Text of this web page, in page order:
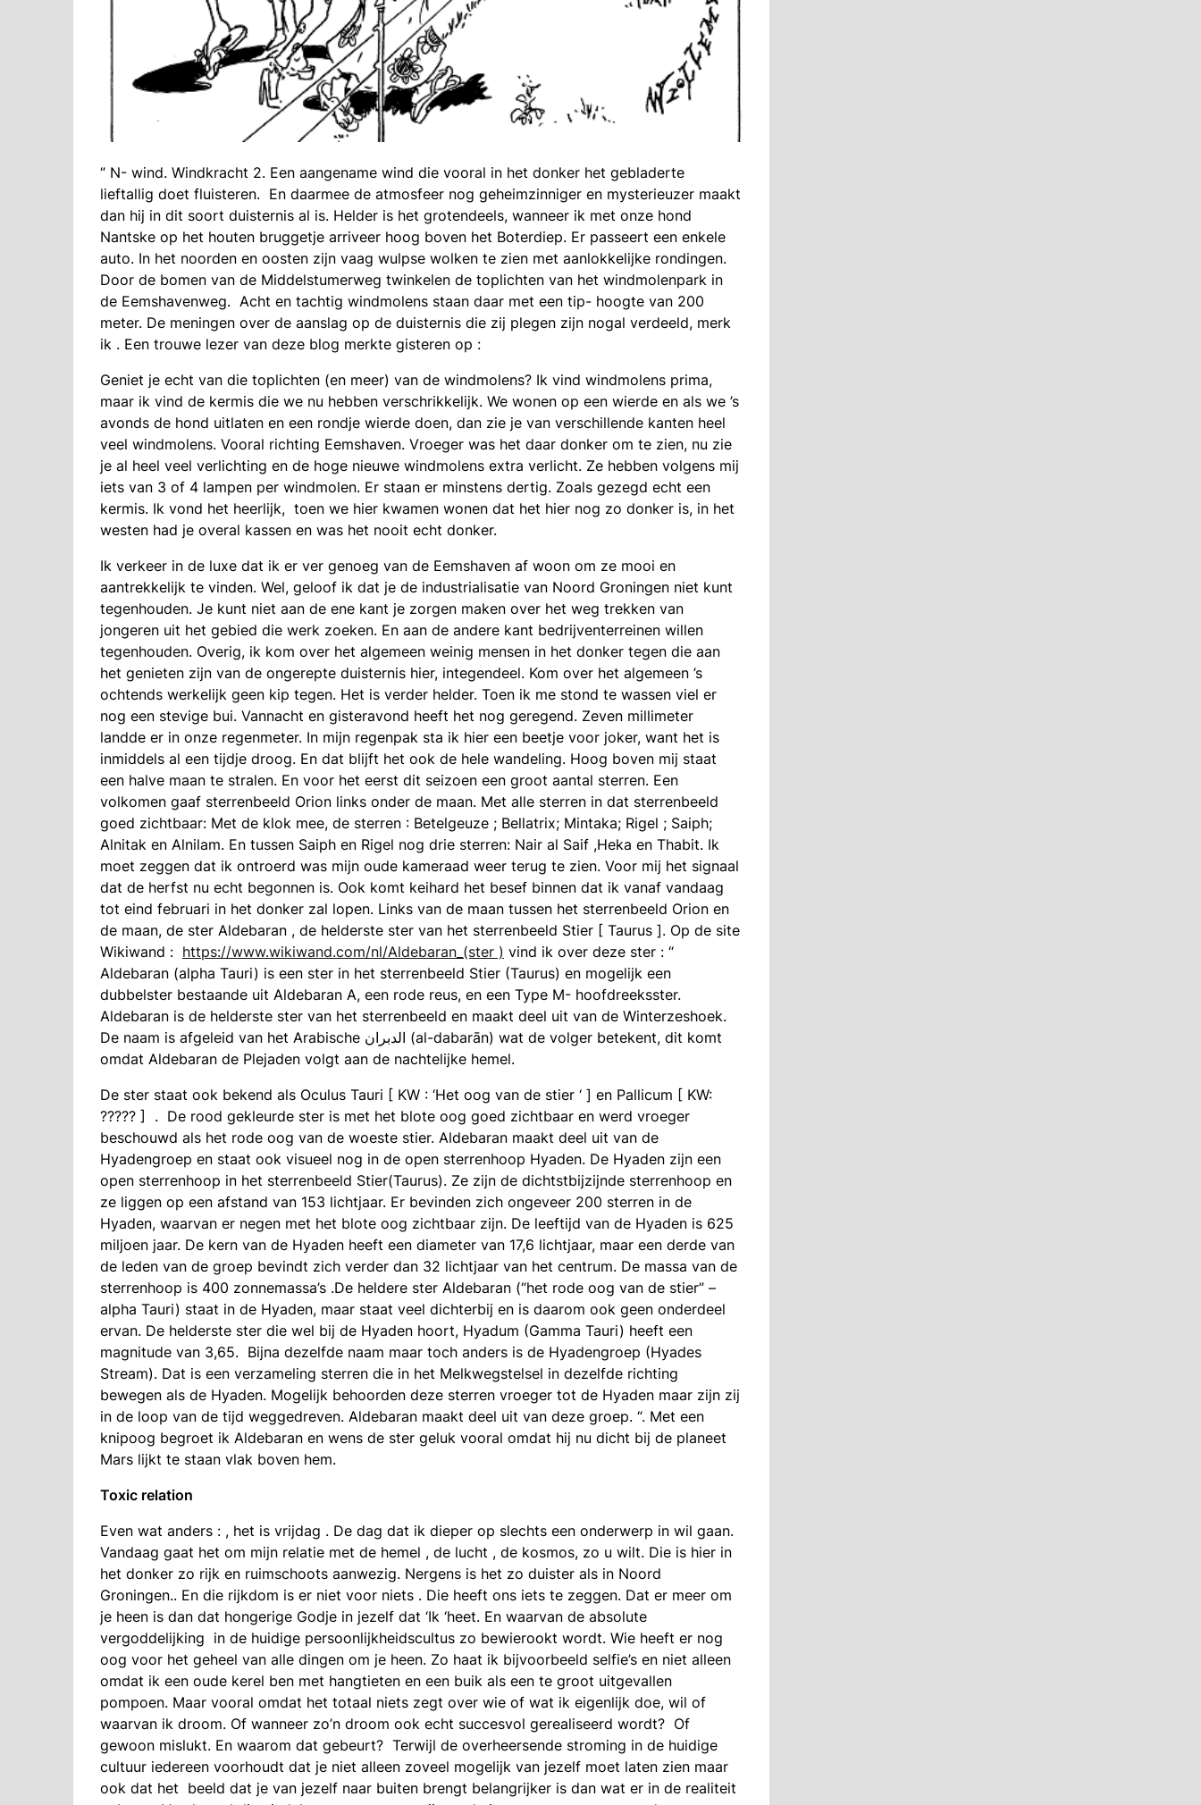
“ N- wind. Windkracht 2. Een aangename wind die vooral in het donker het gebladerte
lieftallig doet fluisteren. En daarmee de atmosfeer nog geheimzinniger en mysterieuzer maakt
dan hij in dit soort duisternis al is. Helder is het grotendeels, wanneer ik met onze hond
Nantske op het houten bruggetje arriveer hoog boven het Boterdiep. Er passeert een enkele
auto. In het noorden en oosten zijn vaag wulpse wolken te zien met aanlokkelijke rondingen.
Door de bomen van de Middelstumerweg twinkelen de toplichten van het windmolenpark in
de Eemshavenweg. Acht en tachtig windmolens staan daar met een tip- hoogte van 200
meter. De meningen over de aanslag op de duisternis die zij plegen zijn nogal verdeeld, merk
ik . Een trouwe lezer van deze blog merkte gisteren op :
Geniet je echt van die toplichten (en meer) van de windmolens? Ik vind windmolens prima,
maar ik vind de kermis die we nu hebben verschrikkelijk. We wonen op een wierde en als we ’s
avonds de hond uitlaten en een rondje wierde doen, dan zie je van verschillende kanten heel
veel windmolens. Vooral richting Eemshaven. Vroeger was het daar donker om te zien, nu zie
je al heel veel verlichting en de hoge nieuwe windmolens extra verlicht. Ze hebben volgens mij
iets van 3 of 4 lampen per windmolen. Er staan er minstens dertig. Zoals gezegd echt een
kermis. Ik vond het heerlijk, toen we hier kwamen wonen dat het hier nog zo donker is, in het
westen had je overal kassen en was het nooit echt donker.
Ik verkeer in de luxe dat ik er ver genoeg van de Eemshaven af woon om ze mooi en
aantrekkelijk te vinden. Wel, geloof ik dat je de industrialisatie van Noord Groningen niet kunt
tegenhouden. Je kunt niet aan de ene kant je zorgen maken over het weg trekken van
jongeren uit het gebied die werk zoeken. En aan de andere kant bedrijventerreinen willen
tegenhouden. Overig, ik kom over het algemeen weinig mensen in het donker tegen die aan
het genieten zijn van de ongerepte duisternis hier, integendeel. Kom over het algemeen ’s
ochtends werkelijk geen kip tegen. Het is verder helder. Toen ik me stond te wassen viel er
nog een stevige bui. Vannacht en gisteravond heeft het nog geregend. Zeven millimeter
landde er in onze regenmeter. In mijn regenpak sta ik hier een beetje voor joker, want het is
inmiddels al een tijdje droog. En dat blijft het ook de hele wandeling. Hoog boven mij staat
een halve maan te stralen. En voor het eerst dit seizoen een groot aantal sterren. Een
volkomen gaaf sterrenbeeld Orion links onder de maan. Met alle sterren in dat sterrenbeeld
goed zichtbaar: Met de klok mee, de sterren : Betelgeuze ; Bellatrix; Mintaka; Rigel ; Saiph;
Alnitak en Alnilam. En tussen Saiph en Rigel nog drie sterren: Nair al Saif ,Heka en Thabit. Ik
moet zeggen dat ik ontroerd was mijn oude kameraad weer terug te zien. Voor mij het signaal
dat de herfst nu echt begonnen is. Ook komt keihard het besef binnen dat ik vanaf vandaag
tot eind februari in het donker zal lopen. Links van de maan tussen het sterrenbeeld Orion en
de maan, de ster Aldebaran , de helderste ster van het sterrenbeeld Stier [ Taurus ]. Op de site
Wikiwand : https://www.wikiwand.com/nl/Aldebaran_(ster ) vind ik over deze ster : “
Aldebaran (alpha Tauri) is een ster in het sterrenbeeld Stier (Taurus) en mogelijk een
dubbelster bestaande uit Aldebaran A, een rode reus, en een Type M- hoofdreeksster.
Aldebaran is de helderste ster van het sterrenbeeld en maakt deel uit van de Winterzeshoek.
De naam is afgeleid van het Arabische الدبران (al-dabarān) wat de volger betekent, dit komt
omdat Aldebaran de Plejaden volgt aan de nachtelijke hemel.
De ster staat ook bekend als Oculus Tauri [ KW : ‘Het oog van de stier ‘ ] en Pallicum [ KW:
????? ] . De rood gekleurde ster is met het blote oog goed zichtbaar en werd vroeger
beschouwd als het rode oog van de woeste stier. Aldebaran maakt deel uit van de
Hyadengroep en staat ook visueel nog in de open sterrenhoop Hyaden. De Hyaden zijn een
open sterrenhoop in het sterrenbeeld Stier(Taurus). Ze zijn de dichtstbijzijnde sterrenhoop en
ze liggen op een afstand van 153 lichtjaar. Er bevinden zich ongeveer 200 sterren in de
Hyaden, waarvan er negen met het blote oog zichtbaar zijn. De leeftijd van de Hyaden is 625
miljoen jaar. De kern van de Hyaden heeft een diameter van 17,6 lichtjaar, maar een derde van
de leden van de groep bevindt zich verder dan 32 lichtjaar van het centrum. De massa van de
sterrenhoop is 400 zonnemassa’s .De heldere ster Aldebaran (“het rode oog van de stier” –
alpha Tauri) staat in de Hyaden, maar staat veel dichterbij en is daarom ook geen onderdeel
ervan. De helderste ster die wel bij de Hyaden hoort, Hyadum (Gamma Tauri) heeft een
magnitude van 3,65. Bijna dezelfde naam maar toch anders is de Hyadengroep (Hyades
Stream). Dat is een verzameling sterren die in het Melkwegstelsel in dezelfde richting
bewegen als de Hyaden. Mogelijk behoorden deze sterren vroeger tot de Hyaden maar zijn zij
in de loop van de tijd weggedreven. Aldebaran maakt deel uit van deze groep. “. Met een
knipoog begroet ik Aldebaran en wens de ster geluk vooral omdat hij nu dicht bij de planeet
Mars lijkt te staan vlak boven hem.
Toxic relation
Even wat anders : , het is vrijdag . De dag dat ik dieper op slechts een onderwerp in wil gaan.
Vandaag gaat het om mijn relatie met de hemel , de lucht , de kosmos, zo u wilt. Die is hier in
het donker zo rijk en ruimschoots aanwezig. Nergens is het zo duister als in Noord
Groningen.. En die rijkdom is er niet voor niets . Die heeft ons iets te zeggen. Dat er meer om
je heen is dan dat hongerige Godje in jezelf dat ‘Ik ‘heet. En waarvan de absolute
vergoddelijking in de huidige persoonlijkheidscultus zo bewierookt wordt. Wie heeft er nog
oog voor het geheel van alle dingen om je heen. Zo haat ik bijvoorbeeld selfie’s en niet alleen
omdat ik een oude kerel ben met hangtieten en een buik als een te groot uitgevallen
pompoen. Maar vooral omdat het totaal niets zegt over wie of wat ik eigenlijk doe, wil of
waarvan ik droom. Of wanneer zo’n droom ook echt succesvol gerealiseerd wordt? Of
gewoon mislukt. En waarom dat gebeurt? Terwijl de overheersende stroming in de huidige
cultuur iedereen voorhoudt dat je niet alleen zoveel mogelijk van jezelf moet laten zien maar
ook dat het beeld dat je van jezelf naar buiten brengt belangrijker is dan wat er in de realiteit